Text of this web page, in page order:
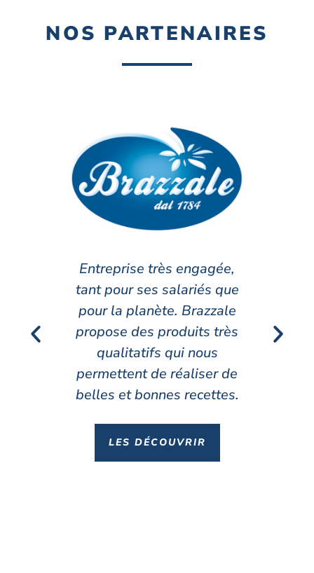
NOS PARTENAIRES
Le Gran Moravia est un
fromage avec beaucoup
de saveurs, qui s’associe
parfaitement à nos
recettes de quiches ou de
plats cuisinés. Un vrai
coup de cœur pour ce